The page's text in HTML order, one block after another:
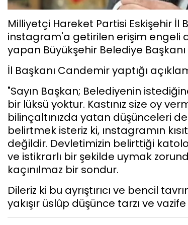
Milliyetçi Hareket Partisi Eskişehir İl
instagram'a getirilen erişim engeli
yapan Büyükşehir Belediye Başkanı
İl Başkanı Candemir yaptığı
"Sayın Başkan; Belediyenin
bir lüksü yoktur. Kastınız size oy
bilinçaltınızda yatan düşünceleri
belirtmek isteriz ki, ınstagramın
değildir. Devletimizin belirttiği
ve istikrarlı bir şekilde uymak
kaçınılmaz bir sondur.
Dileriz ki bu ayrıştırıcı ve bencil
yakışır üslûp düşünce tarzı ve